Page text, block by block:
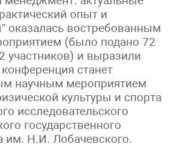
опыт и
оказалась востребованным
(было подано 72
участников) и выразили
станет
научным мероприятием
культуры и спорта
исследовательского
государственного
им. Н.И. Лобачевского.